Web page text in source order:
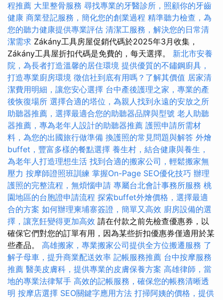
程推薦 大里整骨服務 尋找專業的牙醫診所，照顧你的牙齒
健康 商業登記服務，簡化您的創業過程 精準聽力檢查，為
您的聽力健康提供專業評估 清潔工服務，解決您的日常清
潔需求 Zákány工具房屋促銷代碼於2025年3月收集，
Zákány工具屋折扣代碼是免費的，每天選擇。 新北市安養
院，為長者打造溫馨的居住環境 提供優質的不鏽鋼廚具，
打造專業廚房環境 徵信社到底有用嗎？了解其價值 居家清
潔費用明細，讓您安心選擇 台中產後護理之家，專業的產
後恢復場所 選擇合適的塔位，為親人找到永遠的安放之所
助聽器推薦，選擇最適合您的助聽器品牌與型號 老人助聽
器推薦，專為老年人設計的助聽器推薦 護照申請所需材
料，為您的出國旅行做準備 換護照的常見問題與解答 外燴
buffet，豐富多樣的餐點選擇 養生村，結合健康與養生，
為老年人打造理想生活 找到合適的搬家公司，輕鬆搬家無
壓力 按摩師證照班訓練 掌握On-Page SEO優化技巧 辦理
護照的完整流程，無煩惱申請 專屬台北會計事務所服務 桃
園地區的台胞證申請流程 探索buffet外燴價格，選擇最適
合的方案 如何辦理柬埔寨簽證，簡單又高效 廚房設備的選
擇，讓烹飪變得更加高效 請在付款之前先檢查優惠券，以
確保它們對您的訂單有用，因為某些折扣優惠券僅適用於某
些產品。 高雄搬家，專業搬家公司提供全方位搬遷服務 了
解子母車，提升商業配送效率 記帳服務推薦 台中按摩服務
推薦 醫美皮膚科，提供專業的皮膚保養方案 高雄律師，當
地的專業法律幫手 高效的記帳服務，確保您的帳務清晰透
明 按摩店選擇 SEO關鍵字應用方法 打掃阿姨的價格，提供